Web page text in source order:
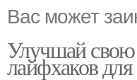
Вас может
Улучшай
лайфхаков